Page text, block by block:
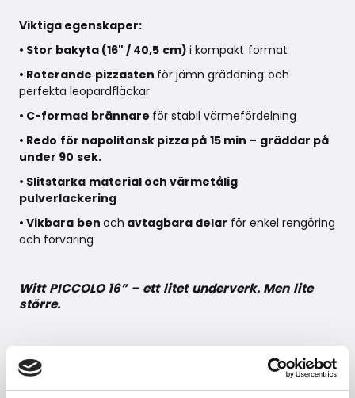
Viktiga egenskaper:
• Stor bakyta (16" / 40,5 cm) i kompakt format
• Roterande pizzasten för jämn gräddning och
perfekta leopardfläckar
• C-formad brännare för stabil värmefördelning
• Redo för napolitansk pizza på 15 min – gräddar på
under 90 sek.
• Slitstarka material och värmetålig
pulverlackering
• Vikbara ben och avtagbara delar för enkel rengöring
och förvaring
Witt PICCOLO 16” – ett litet underverk. Men lite
större.
återförsäljare och på